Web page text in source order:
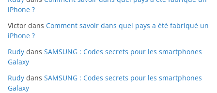
iPhone ?
Victor dans Comment savoir dans quel pays a été fabriqué un
iPhone ?
Rudy dans SAMSUNG : Codes secrets pour les smartphones
Galaxy
Rudy dans SAMSUNG : Codes secrets pour les smartphones
Galaxy